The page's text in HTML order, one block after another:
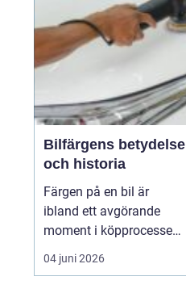
Bilfärgens betydelse
och historia
Färgen på en bil är
ibland ett avgörande
moment i köpprocessen,
men det handlar om mer
än bara estetik. Bilfärg
04 juni 2026